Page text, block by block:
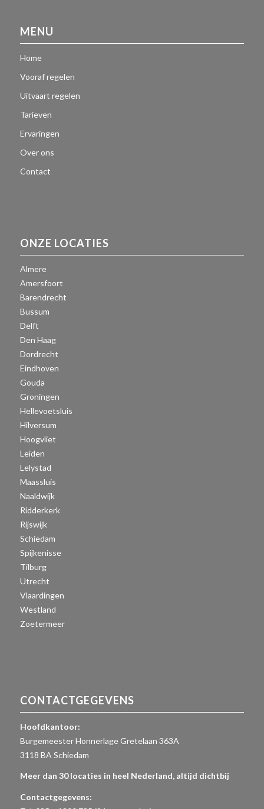
MENU
Home
Vooraf regelen
Uitvaart regelen
Tarieven
Ervaringen
Over ons
Contact
ONZE LOCATIES
Almere
Amersfoort
Barendrecht
Bussum
Delft
Den Haag
Dordrecht
Eindhoven
Gouda
Groningen
Hellevoetsluis
Hilversum
Hoogvliet
Leiden
Lelystad
Maassluis
Naaldwijk
Ridderkerk
Rijswijk
Schiedam
Spijkenisse
Tilburg
Utrecht
Vlaardingen
Westland
Zoetermeer
CONTACTGEGEVENS
Hoofdkantoor:
Burgemeester Honnerlage Gretelaan 363A
3118 BA Schiedam
Meer dan 30 locaties in heel Nederland, altijd dichtbij
Contactgegevens: